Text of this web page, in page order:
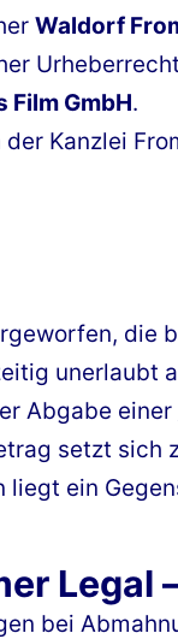
Waldorf
Film GmbH.
der Kanzlei
die
unerlaubt
Abgabe einer
setzt sich
ein
Legal
bei